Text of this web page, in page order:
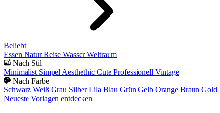
Beliebt
Essen Natur Reise Wasser Weltraum
Nach Stil
Minimalist Simpel Aesthethic Cute Professionell Vintage
Nach Farbe
Schwarz Weiß Grau Silber Lila Blau Grün Gelb Orange Braun Gold
Neueste Vorlagen entdecken